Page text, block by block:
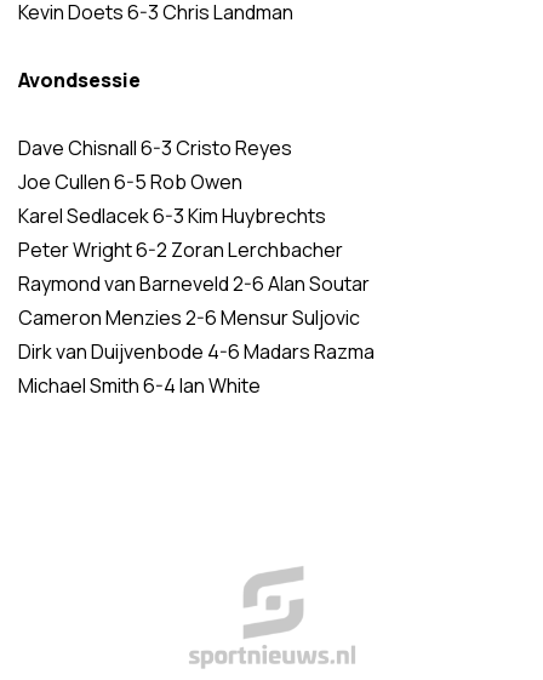
Kevin Doets 6-3 Chris Landman
Avondsessie
Dave Chisnall 6-3 Cristo Reyes
Joe Cullen 6-5 Rob Owen
Karel Sedlacek 6-3 Kim Huybrechts
Peter Wright 6-2 Zoran Lerchbacher
Raymond van Barneveld 2-6 Alan Soutar
Cameron Menzies 2-6 Mensur Suljovic
Dirk van Duijvenbode 4-6 Madars Razma
Michael Smith 6-4 Ian White